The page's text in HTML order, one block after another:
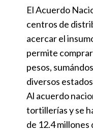
El Acuerdo
centros de
acercar el
permite comprar
pesos,
diversos
Al acuerdo
tortillerías y se
de 12.4 millones